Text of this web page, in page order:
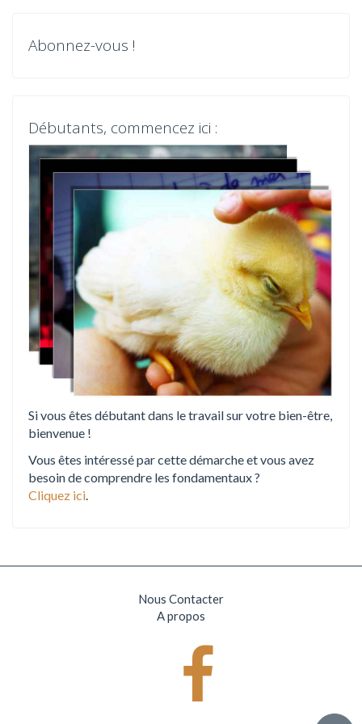
Abonnez-vous !
Débutants, commencez ici :
Si vous êtes débutant dans le travail sur votre bien-être,
bienvenue !
Vous êtes intéressé par cette démarche et vous avez
besoin de comprendre les fondamentaux ?
Cliquez ici
Nous Contacter
A propos